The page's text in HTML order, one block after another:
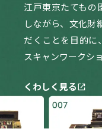
江戸東京たてもの
しながら、文化財
だくことを目的に
スキャンワークシ
くわしく見る